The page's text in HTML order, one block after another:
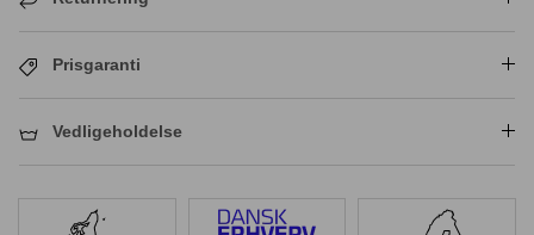
Prisgaranti
Vedligeholdelse